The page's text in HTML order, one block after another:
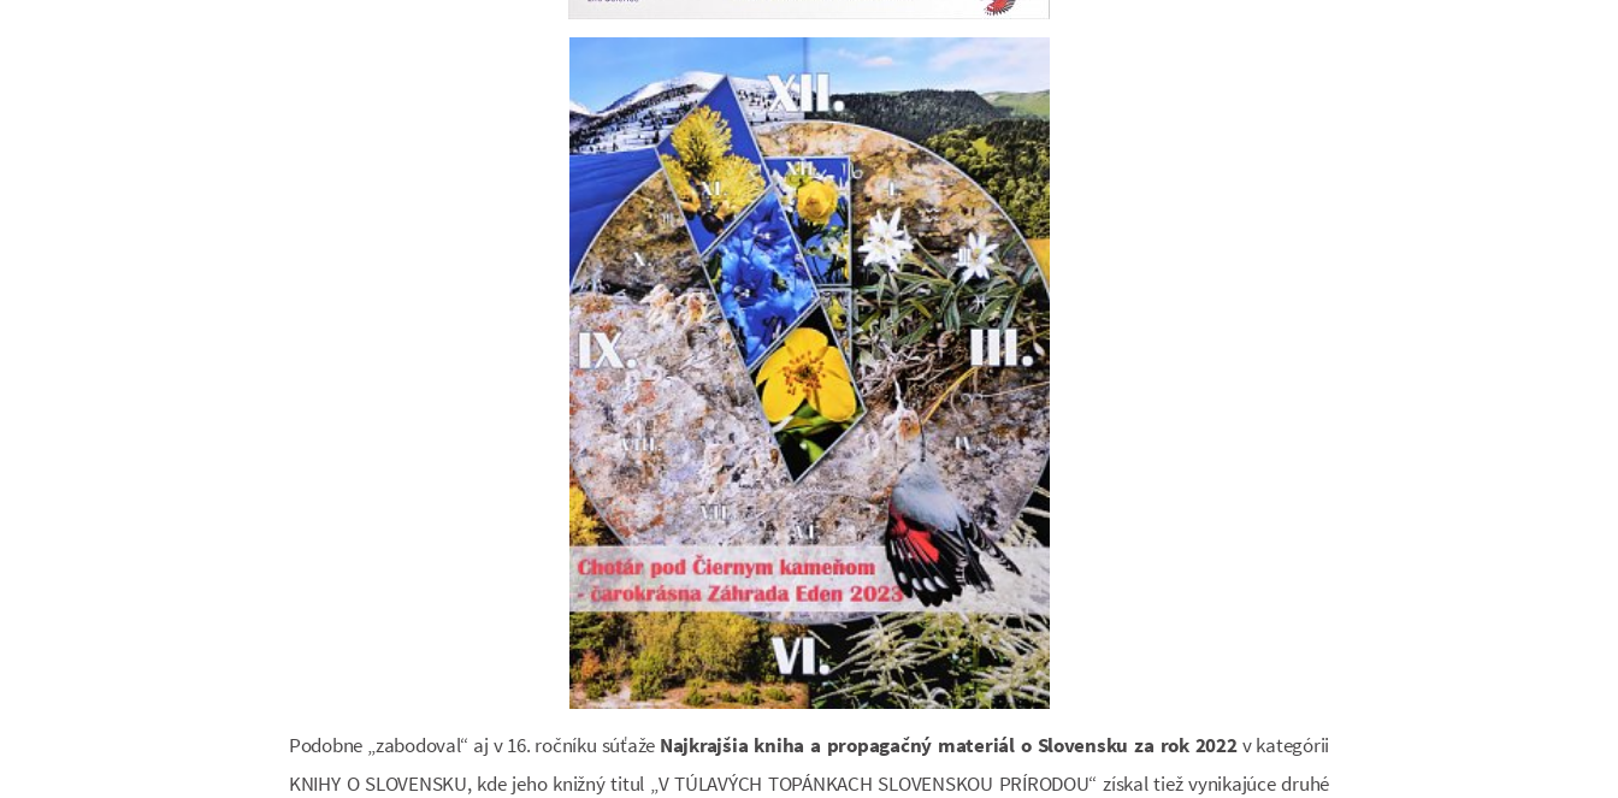
Podobne „zabodoval“ aj v 16. ročníku súťaže Najkrajšia kniha a propagačný materiál o Slovensku za rok 2022v kategórii
KNIHY O SLOVENSKU, kde jeho knižný titul „V TÚLAVÝCH TOPÁNKACH SLOVENSKOU PRÍRODOU“ získal tiež vynikajúce druhé